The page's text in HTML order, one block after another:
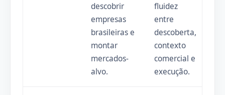
descobrir
empresas
brasileiras e
montar
mercados-
alvo.
fluidez
entre
descoberta,
contexto
comercial e
execução.